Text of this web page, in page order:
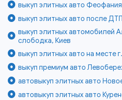
выкуп элитных авто
выкуп элитных авто после
выкуп элитных автомобилей
слободка, Киев
выкуп элитных авто на месте
выкуп премиум авто
автовыкуп элитных авто
автовыкуп элитных авто